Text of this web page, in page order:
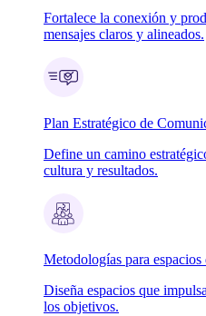
Fortalece la conexión y
mensajes claros y alineados.
Plan Estratégico de
Define un camino
cultura y resultados.
Metodologías para
Diseña espacios que
los objetivos.